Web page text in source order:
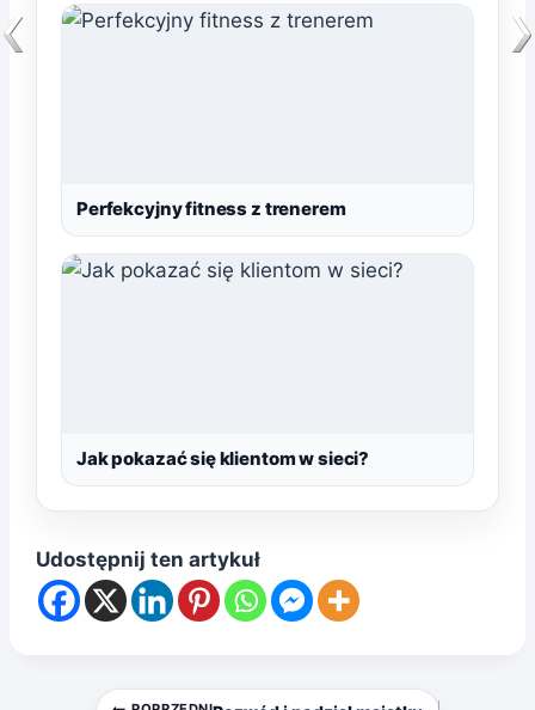
Perfekcyjny fitness z trenerem
Jak pokazać się klientom w sieci?
Udostępnij ten artykuł